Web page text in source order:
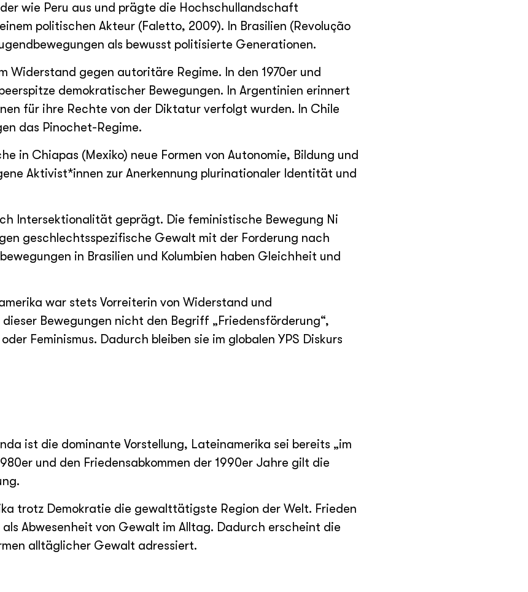
wie Peru aus und prägte die Hochschullandschaft
politischen Akteur (Faletto, 2009). In Brasilien (Revolução
als bewusst politisierte Generationen.
Widerstand gegen autoritäre Regime. In den 1970er und
demokratischer Bewegungen. In Argentinien erinnert
für ihre Rechte von der Diktatur verfolgt wurden. In Chile
das Pinochet-Regime.
in Chiapas (Mexiko) neue Formen von Autonomie, Bildung und
Aktivist*innen zur Anerkennung plurinationaler Identität und
Intersektionalität geprägt. Die feministische Bewegung Ni
geschlechtsspezifische Gewalt mit der Forderung nach
in Brasilien und Kolumbien haben Gleichheit und
war stets Vorreiterin von Widerstand und
Bewegungen nicht den Begriff „Friedensförderung“,
Feminismus. Dadurch bleiben sie im globalen YPS Diskurs
ist die dominante Vorstellung, Lateinamerika sei bereits „im
und den Friedensabkommen der 1990er Jahre gilt die
trotz Demokratie die gewalttätigste Region der Welt. Frieden
Abwesenheit von Gewalt im Alltag. Dadurch erscheint die
alltäglicher Gewalt adressiert.